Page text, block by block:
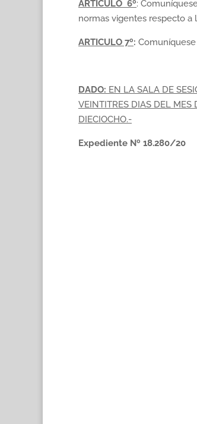
ARTICULO 6º:
normas vigentes respecto a
ARTICULO 7º:
DADO: EN LA SALA DE
VEINTITRES DIAS DEL MES
DIECIOCHO.-
Expediente Nº 18.280/20